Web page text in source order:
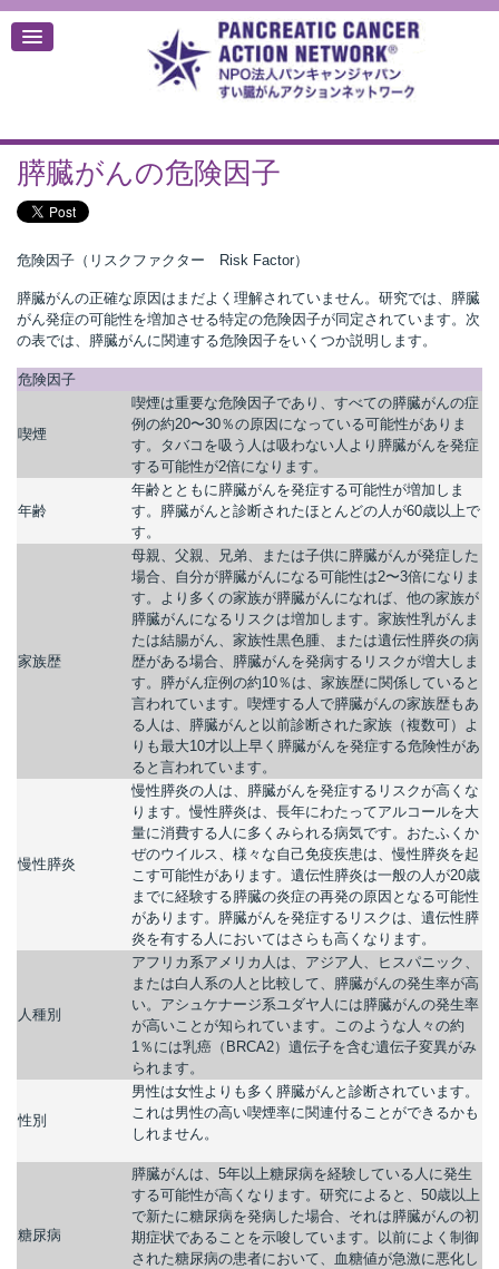
膵臓がんの危険因子
危険因子（リスクファクター Risk Factor）
膵臓がんの正確な原因はまだよく理解されていません。研究では、膵臓
がん発症の可能性を増加させる特定の危険因子が同定されています。次
の表では、膵臓がんに関連する危険因子をいくつか説明します。
危険因子
喫煙
喫煙は重要な危険因子であり、すべての膵臓がんの症
例の約20〜30％の原因になっている可能性がありま
す。タバコを吸う人は吸わない人より膵臓がんを発症
する可能性が2倍になります。
年齢
年齢とともに膵臓がんを発症する可能性が増加しま
す。膵臓がんと診断されたほとんどの人が60歳以上で
す。
家族歴
母親、父親、兄弟、または子供に膵臓がんが発症した
場合、自分が膵臓がんになる可能性は2〜3倍になりま
す。より多くの家族が膵臓がんになれば、他の家族が
膵臓がんになるリスクは増加します。家族性乳がんま
たは結腸がん、家族性黒色腫、または遺伝性膵炎の病
歴がある場合、膵臓がんを発病するリスクが増大しま
す。膵がん症例の約10％は、家族歴に関係していると
言われています。喫煙する人で膵臓がんの家族歴もあ
る人は、膵臓がんと以前診断された家族（複数可）よ
りも最大10才以上早く膵臓がんを発症する危険性があ
ると言われています。
慢性膵炎
慢性膵炎の人は、膵臓がんを発症するリスクが高くな
ります。慢性膵炎は、長年にわたってアルコールを大
量に消費する人に多くみられる病気です。おたふくか
ぜのウイルス、様々な自己免疫疾患は、慢性膵炎を起
こす可能性があります。遺伝性膵炎は一般の人が20歳
までに経験する膵臓の炎症の再発の原因となる可能性
があります。膵臓がんを発症するリスクは、遺伝性膵
炎を有する人においてはさらも高くなります。
人種別
アフリカ系アメリカ人は、アジア人、ヒスパニック、
または白人系の人と比較して、膵臓がんの発生率が高
い。アシュケナージ系ユダヤ人には膵臓がんの発生率
が高いことが知られています。このような人々の約
1％には乳癌（BRCA2）遺伝子を含む遺伝子変異がみ
られます。
性別
男性は女性よりも多く膵臓がんと診断されています。
これは男性の高い喫煙率に関連付ることができるかも
しれません。
糖尿病
膵臓がんは、5年以上糖尿病を経験している人に発生
する可能性が高くなります。研究によると、50歳以上
で新たに糖尿病を発病した場合、それは膵臓がんの初
期症状であることを示唆しています。以前によく制御
された糖尿病の患者において、血糖値が急激に悪化し